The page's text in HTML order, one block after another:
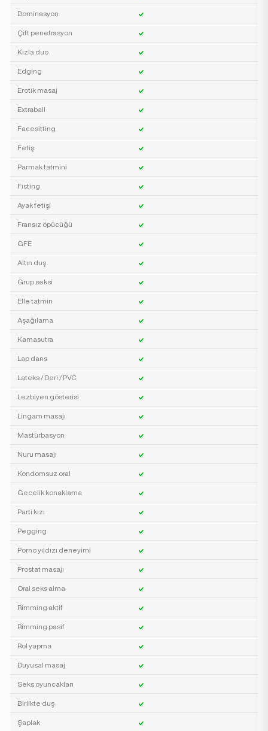
Dominasyon
Çift penetrasyon
Kızla duo
Edging
Erotik masaj
Extraball
Facesitting
Fetiş
Parmak tatmini
Fisting
Ayak fetişi
Fransız öpücüğü
GFE
Altın duş
Grup seksi
Elle tatmin
Aşağılama
Kamasutra
Lap dans
Lateks / Deri / PVC
Lezbiyen gösterisi
Lingam masajı
Mastürbasyon
Nuru masajı
Kondomsuz oral
Gecelik konaklama
Parti kızı
Pegging
Porno yıldızı deneyimi
Prostat masajı
Oral seks alma
Rimming aktif
Rimming pasif
Rol yapma
Duyusal masaj
Seks oyuncakları
Birlikte duş
Şaplak